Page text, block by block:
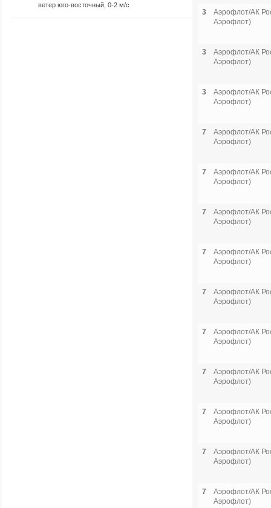
ветер юго-восточный, 0-2 м/с
3
Аэрофлот/АК
Аэрофлот)
3
Аэрофлот/АК
Аэрофлот)
3
Аэрофлот/АК
Аэрофлот)
7
Аэрофлот/АК
Аэрофлот)
7
Аэрофлот/АК
Аэрофлот)
7
Аэрофлот/АК
Аэрофлот)
7
Аэрофлот/АК
Аэрофлот)
7
Аэрофлот/АК
Аэрофлот)
7
Аэрофлот/АК
Аэрофлот)
7
Аэрофлот/АК
Аэрофлот)
7
Аэрофлот/АК
Аэрофлот)
7
Аэрофлот/АК
Аэрофлот)
7
Аэрофлот/АК
Аэрофлот)